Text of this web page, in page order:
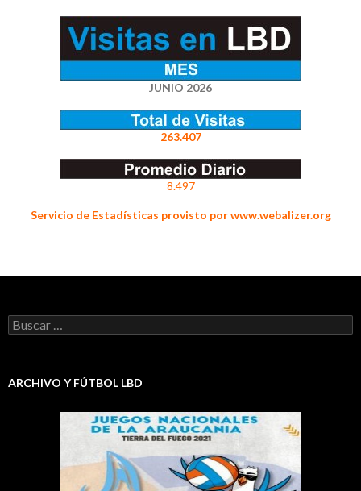
JUNIO 2026
263.407
8.497
Servicio de Estadísticas provisto por www.webalizer.org
Buscar:
ARCHIVO Y FÚTBOL LBD